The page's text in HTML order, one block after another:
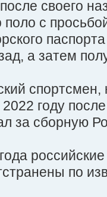
своего
поло с
а затем
году
за сборную
по